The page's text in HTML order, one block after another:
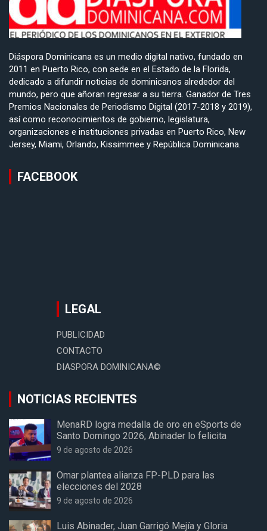
Diáspora Dominicana es un medio digital nativo, fundado en
2011 en Puerto Rico, con sede en el Estado de la Florida,
dedicado a difundir noticias de dominicanos alrededor del
mundo, pero que añoran regresar a su tierra. Ganador de Tres
Premios Nacionales de Periodismo Digital (2017-2018 y 2019),
así como reconocimientos de gobierno, legislatura,
organizaciones e instituciones privadas en Puerto Rico, New
Jersey, Miami, Orlando, Kissimmee y República Dominicana.
FACEBOOK
LEGAL
PUBLICIDAD
CONTACTO
DIASPORA DOMINICANA©
NOTICIAS RECIENTES
MenaRD logra medalla de oro en eSports de
Santo Domingo 2026; Abinader lo felicita
9 de agosto de 2026
Omar plantea alianza FP-PLD para las
elecciones del 2028
9 de agosto de 2026
Luis Abinader, Juan Garrigó Mejía y Gloria